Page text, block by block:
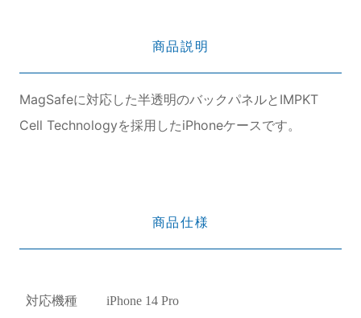
商品説明
MagSafeに対応した半透明のバックパネルとIMPKT
Cell Technologyを採用したiPhoneケースです。
商品仕様
対応機種 iPhone 14 Pro